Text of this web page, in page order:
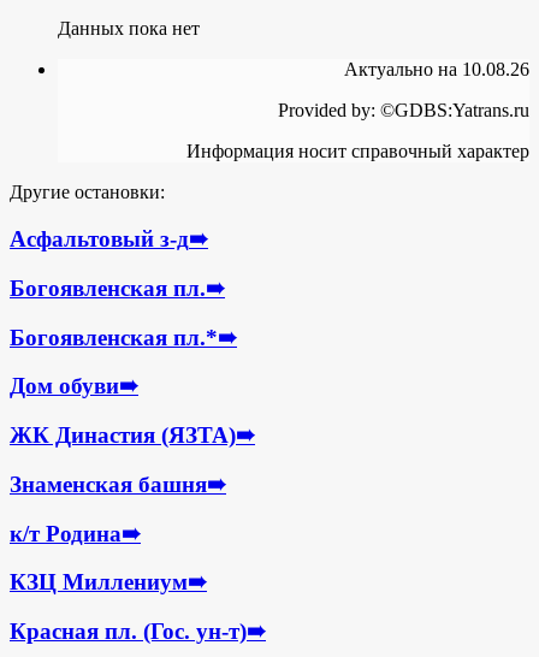
Данных пока нет
Актуально на 10.08.26
Provided by: ©GDBS:Yatrans.ru
Информация носит справочный характер
Другие остановки:
Асфальтовый з-д➠
Богоявленская пл.➠
Богоявленская пл.*➠
Дом обуви➠
ЖК Династия (ЯЗТА)➠
Знаменская башня➠
к/т Родина➠
КЗЦ Миллениум➠
Красная пл. (Гос. ун-т)➠